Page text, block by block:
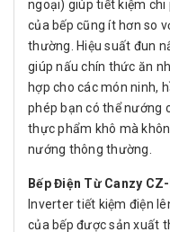
ngoại) giúp tiết kiệm
của bếp cũng ít hơn so
thường. Hiệu suất đun
giúp nấu chín thức ăn
hợp cho các món ninh,
phép bạn có thể nướng
thực phẩm khô mà
nướng thông thường.
Bếp Điện Từ Canzy
Inverter tiết kiệm điện
của bếp được sản xuất